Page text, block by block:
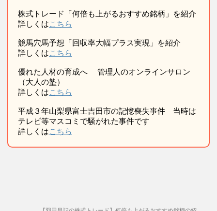
株式トレード「何倍も上がるおすすめ銘柄」を紹介
詳しくはこちら
競馬穴馬予想「回収率大幅プラス実現」を紹介
詳しくはこちら
優れた人材の育成へ 管理人のオンラインサロン
（大人の塾）
詳しくはこちら
平成３年山梨県富士吉田市の記憶喪失事件 当時は
テレビ等マスコミで騒がれた事件です
詳しくはこちら